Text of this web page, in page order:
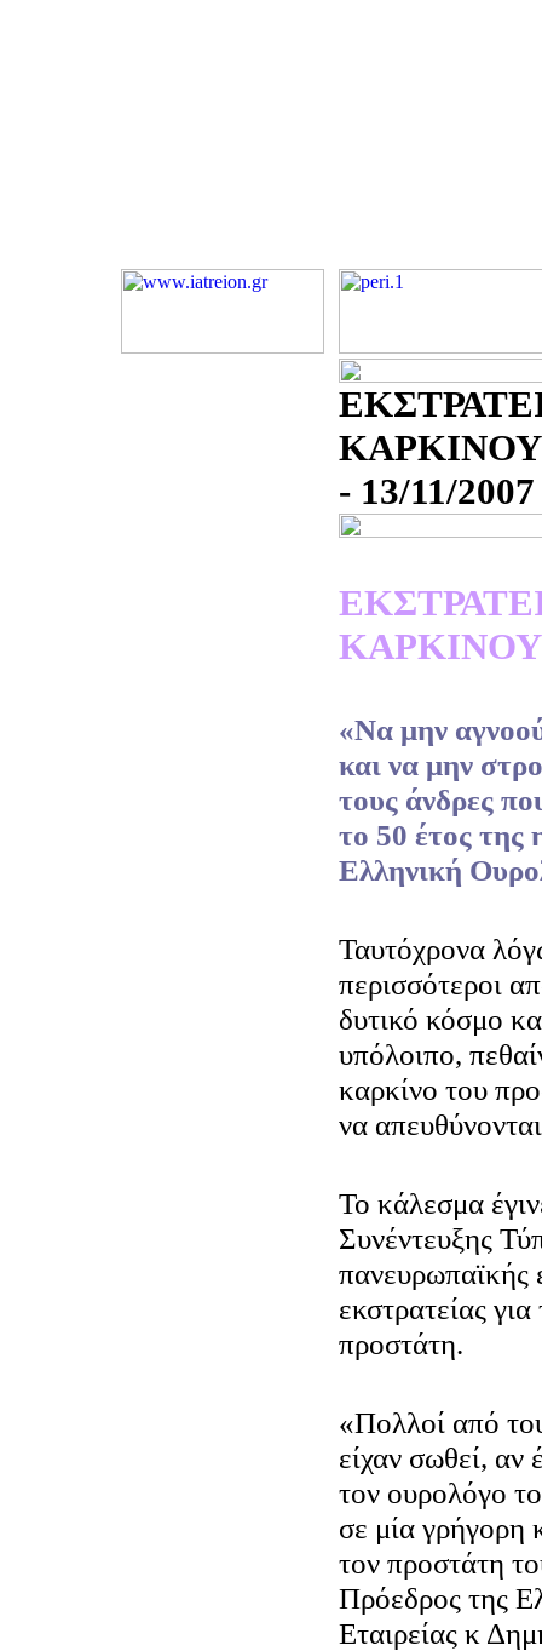
- 13/11/2007
«Να μην
και να μην
τους άνδρες
το 50 έτος της
Ελληνική
Ταυτόχρονα
περισσότεροι
δυτικό κόσμο
υπόλοιπο,
καρκίνο του
να
Το κάλεσμα
Συνέντευξης
πανευρωπαϊκής
εκστρατείας
προστάτη.
«Πολλοί από
είχαν σωθεί, αν
τον ουρολόγο
σε μία γρήγορη
τον προστάτη
Πρόεδρος της
Εταιρείας κ